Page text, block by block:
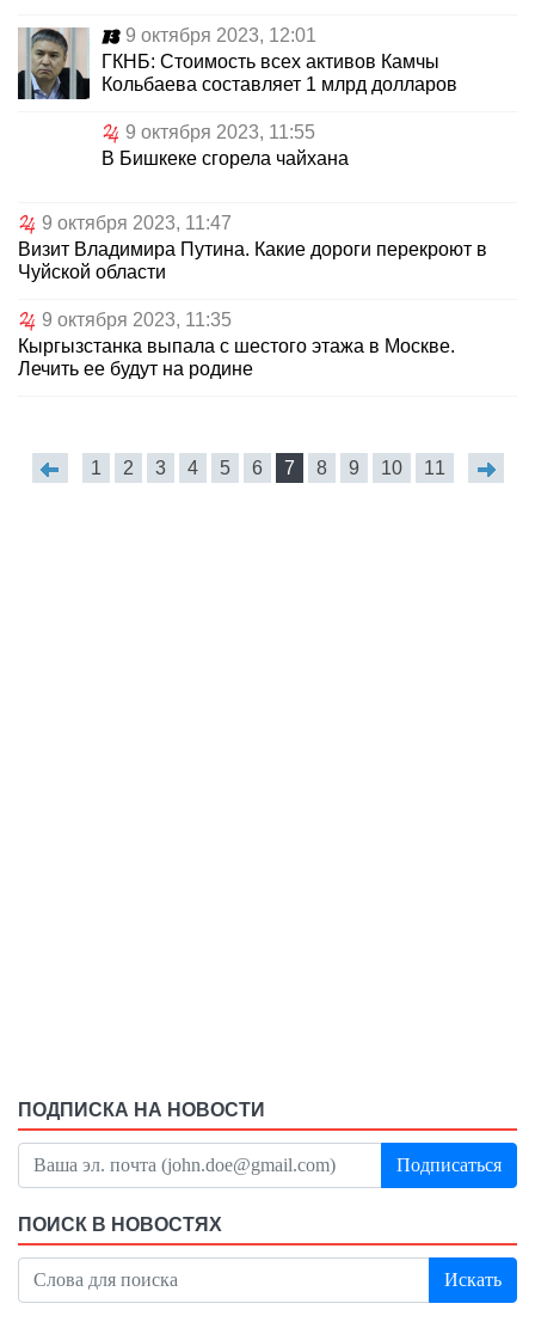
9 октября 2023, 12:01
ГКНБ: Стоимость всех активов Камчы
Кольбаева составляет 1 млрд долларов
9 октября 2023, 11:55
В Бишкеке сгорела чайхана
9 октября 2023, 11:47
Визит Владимира Путина. Какие дороги перекроют в
Чуйской области
9 октября 2023, 11:35
Кыргызстанка выпала с шестого этажа в Москве.
Лечить ее будут на родине
1 2 3 4 5 6 7 8 9 10 11
ПОДПИСКА НА НОВОСТИ
Подписаться
ПОИСК В НОВОСТЯХ
Искать